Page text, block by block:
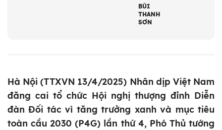
BÙI
THANH
SƠN
Hà Nội (TTXVN 13/4/2025) Nhân dịp Việt Nam
đăng cai tổ chức Hội nghị thượng đỉnh Diễn
đàn Đối tác vì tăng trưởng xanh và mục tiêu
toàn cầu 2030 (P4G) lần thứ 4, Phó Thủ tướng